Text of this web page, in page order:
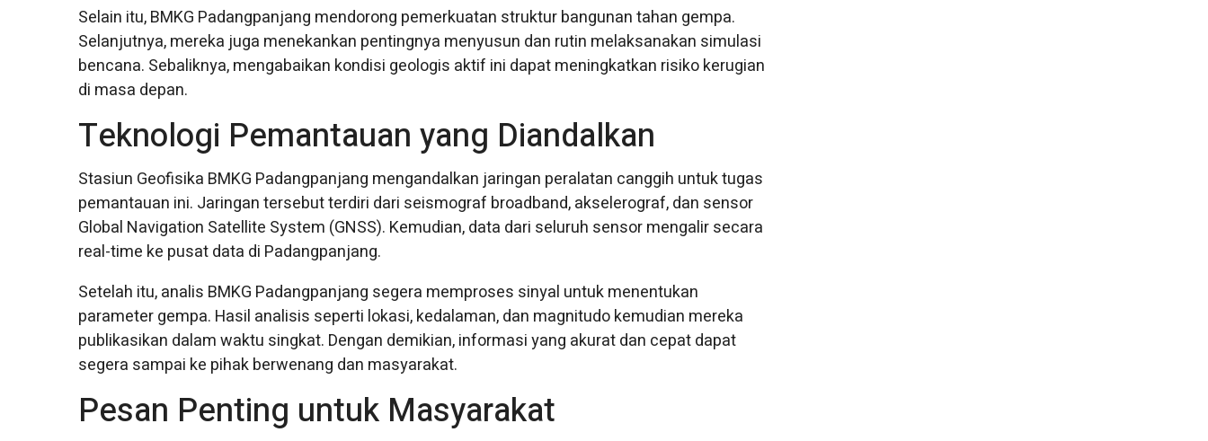
Selain itu, BMKG Padangpanjang mendorong pemerkuatan struktur bangunan tahan gempa.
Selanjutnya, mereka juga menekankan pentingnya menyusun dan rutin melaksanakan simulasi
bencana. Sebaliknya, mengabaikan kondisi geologis aktif ini dapat meningkatkan risiko kerugian
di masa depan.
Teknologi Pemantauan yang Diandalkan
Stasiun Geofisika BMKG Padangpanjang mengandalkan jaringan peralatan canggih untuk tugas
pemantauan ini. Jaringan tersebut terdiri dari seismograf broadband, akselerograf, dan sensor
Global Navigation Satellite System (GNSS). Kemudian, data dari seluruh sensor mengalir secara
real-time ke pusat data di Padangpanjang.
Setelah itu, analis BMKG Padangpanjang segera memproses sinyal untuk menentukan
parameter gempa. Hasil analisis seperti lokasi, kedalaman, dan magnitudo kemudian mereka
publikasikan dalam waktu singkat. Dengan demikian, informasi yang akurat dan cepat dapat
segera sampai ke pihak berwenang dan masyarakat.
Pesan Penting untuk Masyarakat